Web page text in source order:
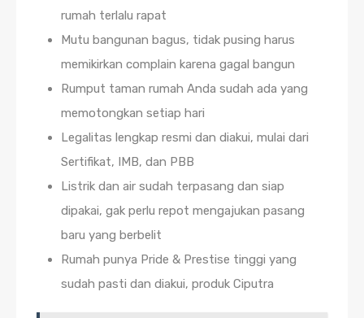
rumah terlalu rapat
Mutu bangunan bagus, tidak pusing harus
memikirkan complain karena gagal bangun
Rumput taman rumah Anda sudah ada yang
memotongkan setiap hari
Legalitas lengkap resmi dan diakui, mulai dari
Sertifikat, IMB, dan PBB
Listrik dan air sudah terpasang dan siap
dipakai, gak perlu repot mengajukan pasang
baru yang berbelit
Rumah punya Pride & Prestise tinggi yang
sudah pasti dan diakui, produk Ciputra